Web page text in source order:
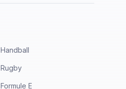
Handball
Rugby
Formule E